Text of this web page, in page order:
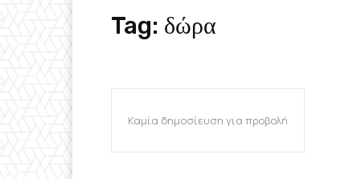
Tag: δώρα
Καμία δημοσίευση για προβολή